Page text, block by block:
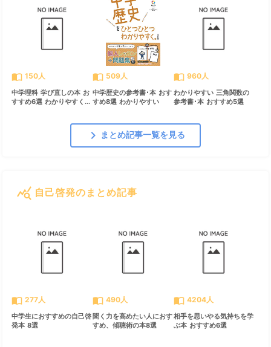
import_contacts 150人
中学理科 学び直しの本 お
すすめ6選 わかりやすく...
import_contacts 509人
中学歴史の参考書･本 おす
すめ8選 わかりやすい
import_contacts 960人
わかりやすい 三角関数の
参考書･本 おすすめ5選
chevron_right まとめ記事一覧を見る
query_stats 自己啓発のまとめ記事
import_contacts 277人
中学生におすすめの自己啓
発本 8選
import_contacts 490人
聞く力を高めたい人におす
すめ、傾聴術の本8選
import_contacts 4204人
相手を思いやる気持ちを学
ぶ本 おすすめ6選